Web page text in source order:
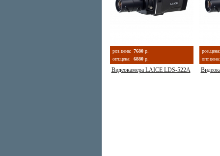
роз.цена: 7680 р.
опт.цена:
6880 р.
Видеокамера LAICE LDS-522A
роз.цена:
опт.цена: